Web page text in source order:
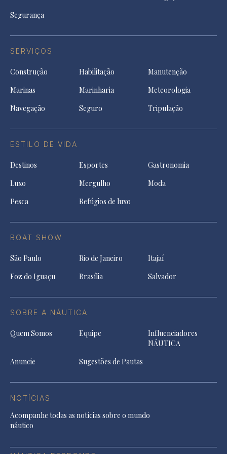
Segurança
SERVIÇOS
Construção Habilitação
Manutenção
Marinas
Marinharia
Meteorologia
Navegação
Seguro Tripulação
ESTILO DE VIDA
Destinos Esportes
Gastronomia
Luxo
Mergulho
Moda
Pesca
Refúgios de luxo
BOAT SHOW
São Paulo Rio de Janeiro
Itajaí
Foz do Iguaçu
Brasília Salvador
SOBRE A NÁUTICA
Quem Somos Equipe
Influenciadores
NÁUTICA
Anuncie
Sugestões de Pautas
NOTÍCIAS
Acompanhe todas as notícias sobre o mundo
náutico